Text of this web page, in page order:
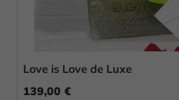
Love is Love de Luxe
139,00 €